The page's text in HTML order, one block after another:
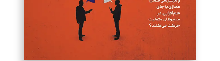
ملینا جعفری
تحریریه
مصطفی مسجدی آرانی